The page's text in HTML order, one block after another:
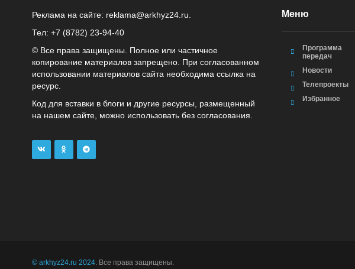
Реклама на сайте: reklama@arkhyz24.ru
Тел: +7 (8782) 23‑94‑40
© Все права защищены. Полное или частичное
копирование материалов запрещено. При согласованном
использовании материалов сайта необходима ссылка на
ресурс.
Код для вставки в блоги и другие ресурсы, размещенный
на нашем сайте, можно использовать без согласования.
Меню
Программа
передач
Новости
Телепроекты
Избранное
© arkhyz24.ru 2024. Все права защищены.